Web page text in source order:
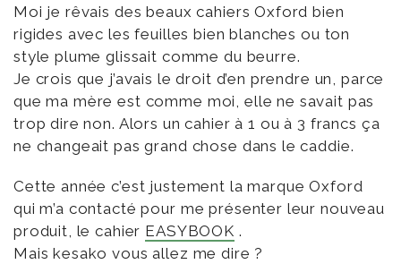
Moi je rêvais des beaux cahiers Oxford bien
rigides avec les feuilles bien blanches ou ton
style plume glissait comme du beurre.
Je crois que j’avais le droit d’en prendre un, parce
que ma mère est comme moi, elle ne savait pas
trop dire non. Alors un cahier à 1 ou à 3 francs ça
ne changeait pas grand chose dans le caddie.
Cette année c’est justement la marque Oxford
qui m’a contacté pour me présenter leur nouveau
produit, le cahier EASYBOOK .
Mais kesako vous allez me dire ?